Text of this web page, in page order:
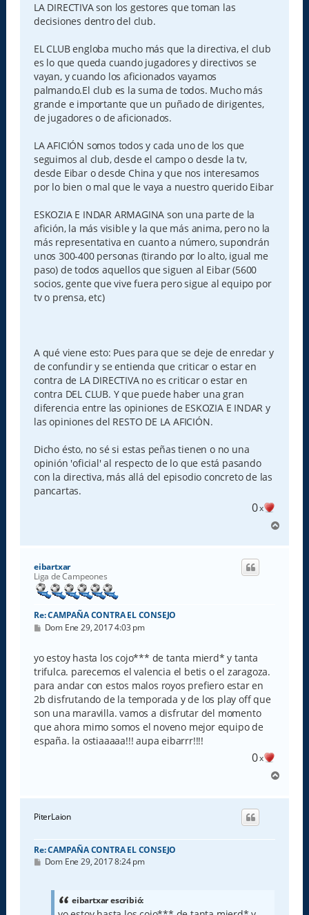
LA DIRECTIVA son los gestores que toman las
decisiones dentro del club.
EL CLUB engloba mucho más que la directiva, el club
es lo que queda cuando jugadores y directivos se
vayan, y cuando los aficionados vayamos
palmando.El club es la suma de todos. Mucho más
grande e importante que un puñado de dirigentes,
de jugadores o de aficionados.
LA AFICIÓN somos todos y cada uno de los que
seguimos al club, desde el campo o desde la tv,
desde Eibar o desde China y que nos interesamos
por lo bien o mal que le vaya a nuestro querido Eibar
ESKOZIA E INDAR ARMAGINA son una parte de la
afición, la más visible y la que más anima, pero no la
más representativa en cuanto a número, supondrán
unos 300-400 personas (tirando por lo alto, igual me
paso) de todos aquellos que siguen al Eibar (5600
socios, gente que vive fuera pero sigue al equipo por
tv o prensa, etc)
A qué viene esto: Pues para que se deje de enredar y
de confundir y se entienda que criticar o estar en
contra de LA DIRECTIVA no es criticar o estar en
contra DEL CLUB. Y que puede haber una gran
diferencia entre las opiniones de ESKOZIA E INDAR y
las opiniones del RESTO DE LA AFICIÓN.
Dicho ésto, no sé si estas peñas tienen o no una
opinión 'oficial' al respecto de lo que está pasando
con la directiva, más allá del episodio concreto de las
pancartas.
0x
r
eibartxar
Liga de Campeones
Re: CAMPAÑA CONTRA EL CONSEJO
M
s
a
j
e
Dom Ene 29, 2017 4:03 pm
yo estoy hasta los cojo*** de tanta mierd* y tanta
trifulca. parecemos el valencia el betis o el zaragoza.
para andar con estos malos royos prefiero estar en
2b disfrutando de la temporada y de los play off que
son una maravilla. vamos a disfrutar del momento
que ahora mimo somos el noveno mejor equipo de
españa. la ostiaaaaa!!! aupa eibarrr!!!!
0x
r
PiterLaion
Re: CAMPAÑA CONTRA EL CONSEJO
M
Dom Ene 29, 2017 8:24 pm
eibartxar escribió: